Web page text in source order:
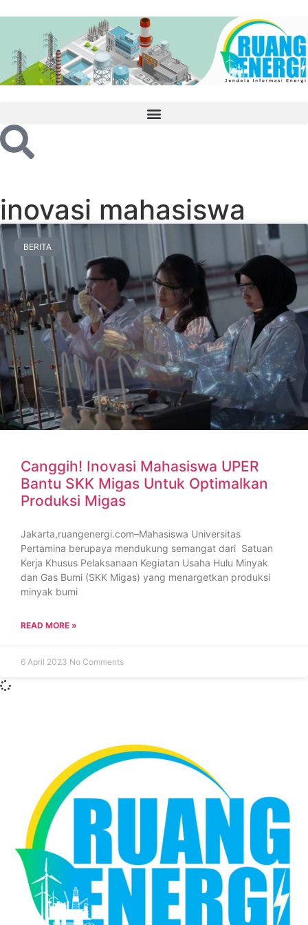
inovasi mahasiswa
BERITA
Canggih! Inovasi Mahasiswa UPER
Bantu SKK Migas Untuk Optimalkan
Produksi Migas
Jakarta,ruangenergi.com–Mahasiswa Universitas
Pertamina berupaya mendukung semangat dari Satuan
Kerja Khusus Pelaksanaan Kegiatan Usaha Hulu Minyak
dan Gas Bumi (SKK Migas) yang menargetkan produksi
minyak bumi
READ MORE »
6 April 2023 No Comments